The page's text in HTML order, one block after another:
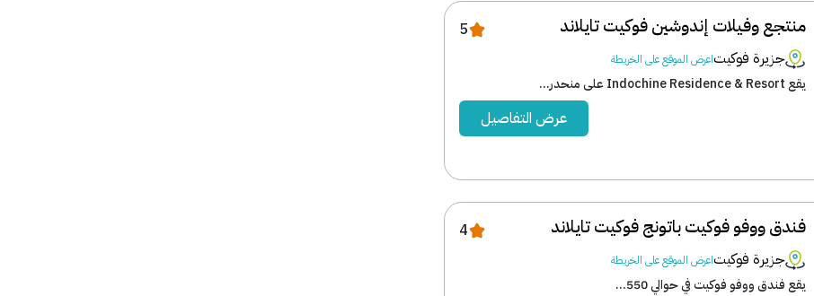
منتجع وفيلات إندوشين فوكيت تايلاند
5
جزيرة فوكيتاعرض الموقع على الخريطة
يقع Indochine Residence & Resort على منحدر...
عرض التفاصيل
فندق ووفو فوكيت باتونج فوكيت تايلاند
4
جزيرة فوكيتاعرض الموقع على الخريطة
يقع فندق ووفو فوكيت في حوالي 550...